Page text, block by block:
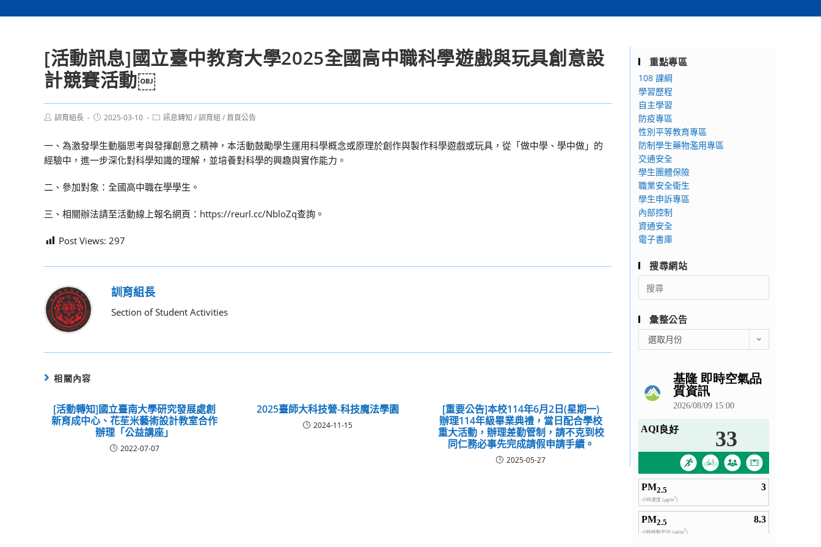
[活動訊息]國立臺中教育大學2025全國高中職科學遊戲與玩具創意設
計競賽活動￼
Post訓育組長
Post2025-03-10
Post訊息轉知 /訓育組 /首頁公告
一、為激發學生動腦思考與發揮創意之精神，本活動鼓勵學生運用科學概念或原理於創作與製作科學遊戲或玩具，從「做中學、學中做」的
經驗中，進一步深化對科學知識的理解，並培養對科學的興趣與實作能力。
二、參加對象：全國高中職在學學生。
三、相關辦法請至活動線上報名網頁：https://reurl.cc/NbloZq查詢。
Post Views: 297
訓育組長
Section of Student Activities
相關內容
[活動轉知]國立臺南大學研究發展處創
新育成中心、花苼米藝術設計教室合作
辦理「公益講座」
2022-07-07
2025臺師大科技營-科技魔法學園
2024-11-15
[重要公告]本校114年6月2日(星期一)
辦理114年級畢業典禮，當日配合學校
重大活動，辦理差勤管制，請不克到校
同仁務必事先完成請假申請手續。
2025-05-27
重點專區
108 課綱
學習歷程
自主學習
防疫專區
性別平等教育專區
防制學生藥物濫用專區
交通安全
學生團體保險
職業安全衛生
學生申訴專區
內部控制
資通安全
電子書庫
搜尋網站
Search
for:
彙整公告
整
選取月份